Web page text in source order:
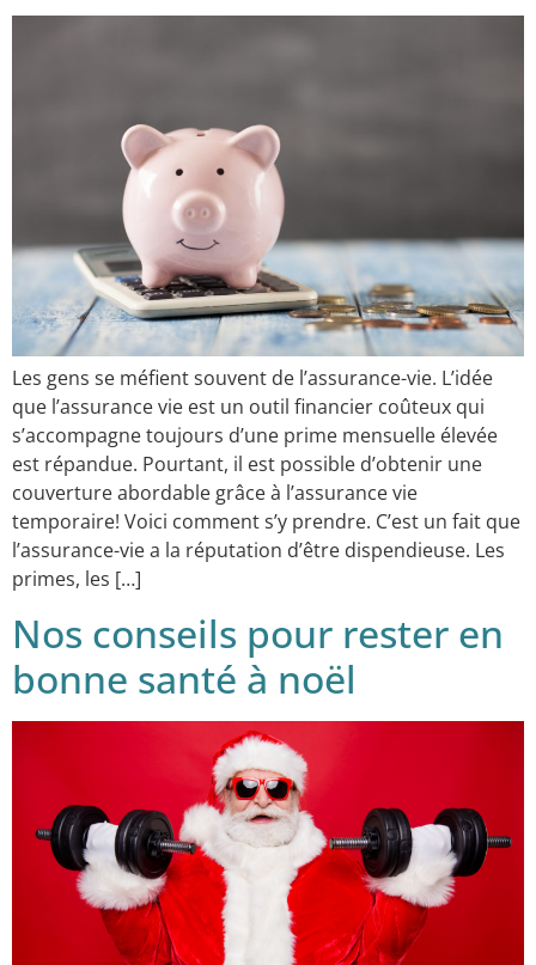
Les gens se méfient souvent de l’assurance-vie. L’idée
que l’assurance vie est un outil financier coûteux qui
s’accompagne toujours d’une prime mensuelle élevée
est répandue. Pourtant, il est possible d’obtenir une
couverture abordable grâce à l’assurance vie
temporaire! Voici comment s’y prendre. C’est un fait que
l’assurance-vie a la réputation d’être dispendieuse. Les
primes, les […]
Nos conseils pour rester en
bonne santé à noël